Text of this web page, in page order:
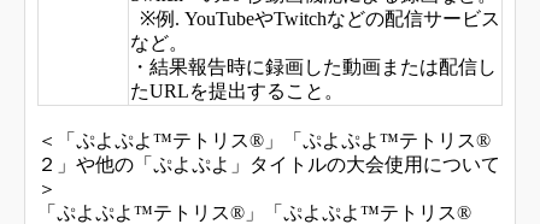
※例. YouTubeやTwitchなどの配信サービス
など。
・結果報告時に録画した動画または配信し
たURLを提出すること。
＜「ぷよぷよ™テトリス®」「ぷよぷよ™テトリス®
２」や他の「ぷよぷよ」タイトルの大会使用について
＞
「ぷよぷよ™テトリス®」「ぷよぷよ™テトリス®